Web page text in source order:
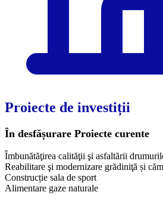
Proiecte de investiții
În desfășurare Proiecte curente
Îmbunătăţirea calităţii şi asfaltării
Reabilitare şi modernizare grădiniţă și
Construcție sala de sport
Alimentare gaze naturale